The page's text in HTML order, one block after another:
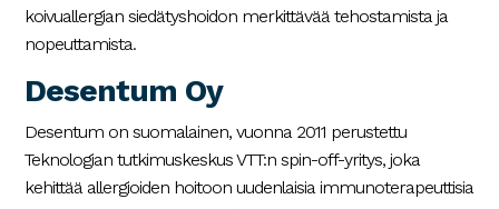
koivuallergian siedätyshoidon merkittävää tehostamista ja
nopeuttamista.
Desentum Oy
Desentum on suomalainen, vuonna 2011 perustettu
Teknologian tutkimuskeskus VTT:n spin-off-yritys, joka
kehittää allergioiden hoitoon uudenlaisia immunoterapeuttisia